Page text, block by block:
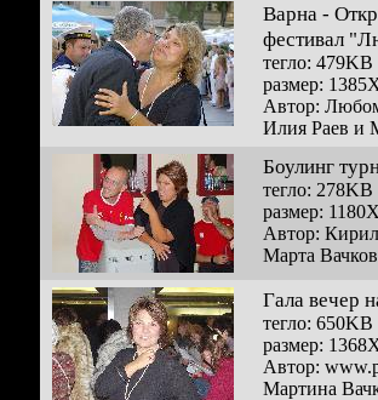
Варна -
фестивал
тегло: 479KB
размер:
Автор:
Илия Раев и
Боулинг
тегло: 278KB
размер:
Автор:
Марта
Гала вечер
тегло: 650KB
размер:
Автор:
Мартина